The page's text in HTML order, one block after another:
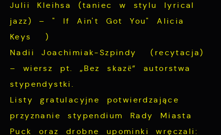
Julii Kleihsa (taniec w stylu lyrical
jazz) – " If Ain't Got You" Alicia
Keys )
Nadii Joachimiak-Szpindy (recytacja)
– wiersz pt. „Bez skazë” autorstwa
stypendystki.
Listy gratulacyjne potwierdzające
przyznanie stypendium Rady Miasta
Puck oraz drobne upominki wręczali: